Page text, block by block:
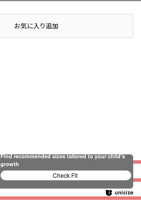
お気に入り追加
Find recommended sizes tailored to your child's
growth
Check Fit